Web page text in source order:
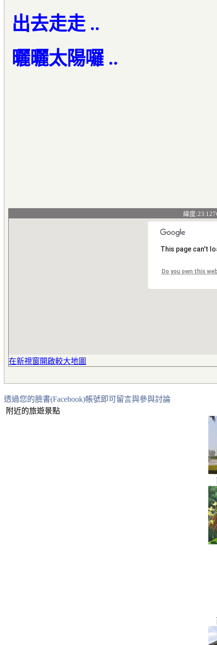
出去走走 ..
曬曬太陽囉 ..
緯度
This page can't
Do you own this
在新視窗開啟較大地圖
透過您的臉書(Facebook)帳號即可留言與參與討論
附近的旅遊景點